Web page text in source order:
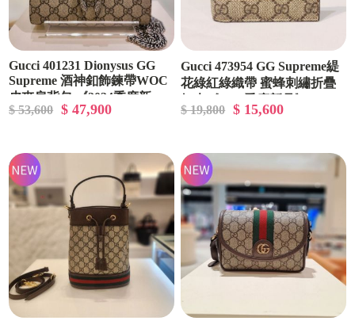
Gucci 401231 Dionysus GG
Supreme 酒神釦飾鍊帶WOC
皮夾肩背包 《2024季度新
品》
$ 53,600 $ 47,900
Gucci 473954 GG Supreme緹
花綠紅綠織帶 蜜蜂刺繡折疊
$ 19,800 $ 15,600